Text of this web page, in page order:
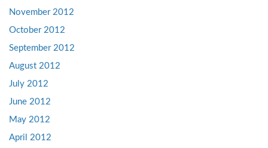
November 2012
October 2012
September 2012
August 2012
July 2012
June 2012
May 2012
April 2012